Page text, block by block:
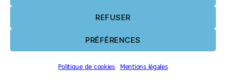
REFUSER
PRÉFÉRENCES
Politique de cookies Mentions légales